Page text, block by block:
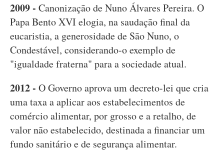
2009 - Canonização de Nuno Álvares Pereira. O
Papa Bento XVI elogia, na saudação final da
eucaristia, a generosidade de São Nuno, o
Condestável, considerando-o exemplo de
"igualdade fraterna" para a sociedade atual.
2012 - O Governo aprova um decreto-lei que cria
uma taxa a aplicar aos estabelecimentos de
comércio alimentar, por grosso e a retalho, de
valor não estabelecido, destinada a financiar um
fundo sanitário e de segurança alimentar.